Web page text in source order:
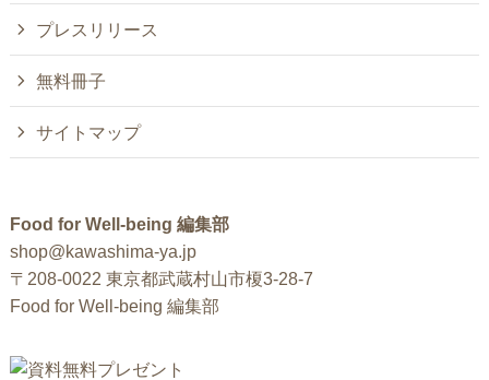
プレスリリース
無料冊子
サイトマップ
Food for Well-being 編集部
shop@kawashima-ya.jp
〒208-0022 東京都武蔵村山市榎3-28-7
Food for Well-being 編集部